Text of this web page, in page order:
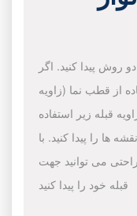
روش پیدا کنید. اگر
از قطب نما (زاویه
قبله زیر استفاده
ها را پیدا کنید. با
می توانید جهت
قبله خود را پیدا کنید